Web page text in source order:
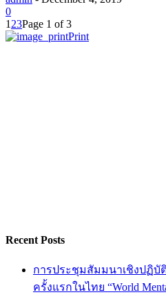
0
1 23Page 1 of 3
Print
Recent Posts
การประชุมสัมมนาเชิงปฏิบั
ครั้งแรกในไทย “World